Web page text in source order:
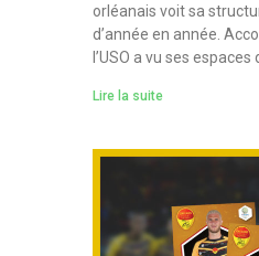
orléanais voit sa
d’année en année.
l’USO a vu ses
Lire la suite